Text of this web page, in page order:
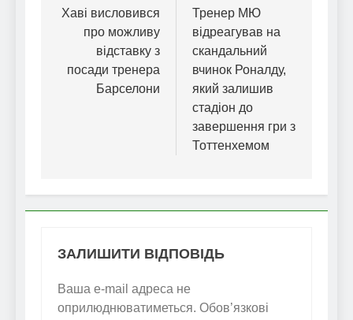
записів
Хаві висловився
про можливу
відставку з
посади тренера
Барселони
Тренер МЮ
відреагував на
скандальний
вчинок Роналду,
який залишив
стадіон до
завершення гри з
Тоттенхемом
ЗАЛИШИТИ ВІДПОВІДЬ
Ваша e-mail адреса не
оприлюднюватиметься. Обов’язкові